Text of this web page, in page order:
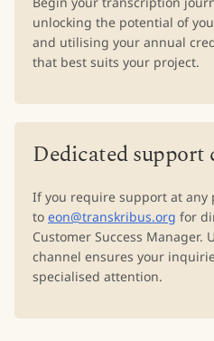
unlocking the potential of
and utilising your annual
that best suits your project.
Dedicated support
If you require support at any
to eon@transkribus.org for
Customer Success
channel ensures your
specialised attention.